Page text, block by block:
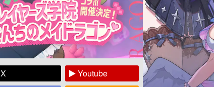
X
Youtube